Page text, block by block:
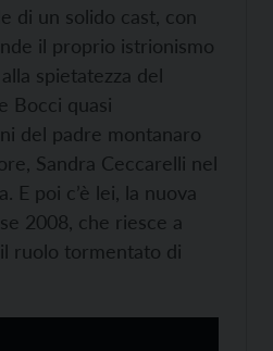
di un solido cast, con
il proprio istrionismo
spietatezza del
Bocci quasi
del padre montanaro
Sandra Ceccarelli nel
E poi c’è lei, la nuova
2008, che riesce a
ruolo tormentato di